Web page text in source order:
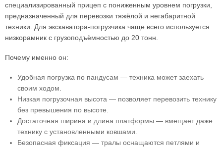
специализированный прицеп с пониженным уровнем погрузки,
предназначенный для перевозки тяжёлой и негабаритной
техники. Для экскаватора-погрузчика чаще всего используется
низкорамник с грузоподъёмностью до 20 тонн.
Почему именно он:
Удобная погрузка по пандусам — техника может заехать
своим ходом.
Низкая погрузочная высота — позволяет перевозить технику
без превышения по высоте.
Достаточная ширина и длина платформы — вмещает даже
технику с установленными ковшами.
Безопасная фиксация — тралы оснащаются петлями и